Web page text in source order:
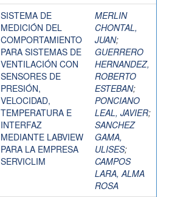
SISTEMA DE
MEDICIÓN DEL
COMPORTAMIENTO
PARA SISTEMAS DE
VENTILACIÓN CON
SENSORES DE
PRESIÓN,
VELOCIDAD,
TEMPERATURA E
INTERFAZ
MEDIANTE LABVIEW
PARA LA EMPRESA
SERVICLIM
MERLIN
CHONTAL,
JUAN;
GUERRERO
HERNANDEZ,
ROBERTO
ESTEBAN;
PONCIANO
LEAL, JAVIER;
SANCHEZ
GAMA,
ULISES;
CAMPOS
LARA, ALMA
ROSA